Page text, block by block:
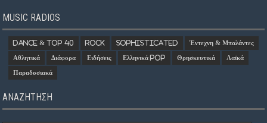
MUSIC RADIOS
Dance & Top 40 Rock Sophisticated Έντεχνη & Μπαλάντες
Αθλητικά Διάφορα Ειδήσεις Ελληνικά Pop Θρησκευτικά Λαϊκά
Παραδοσιακά
ΑΝΑΖΗΤΗΣΗ